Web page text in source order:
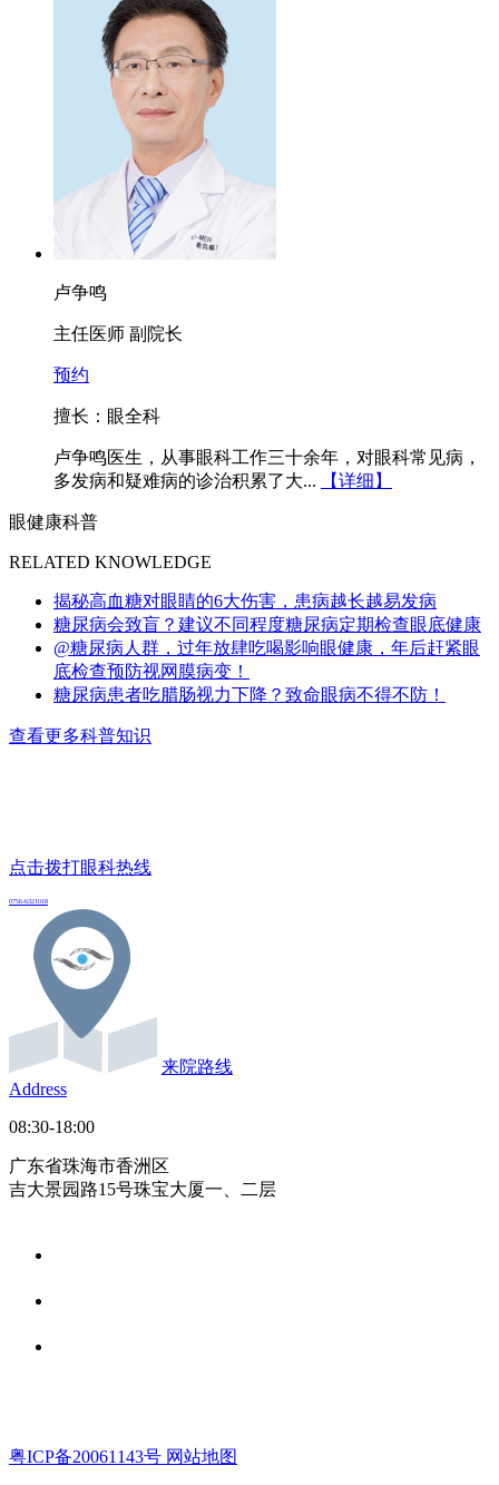
卢争鸣
主任医师 副院长
预约
擅长：眼全科
卢争鸣医生，从事眼科工作三十余年，对眼科常见病，
多发病和疑难病的诊治积累了大...
【详细】
眼健康科普
RELATED KNOWLEDGE
揭秘高血糖对眼睛的6大伤害，患病越长越易发病
糖尿病会致盲？建议不同程度糖尿病定期检查眼底健康
@糖尿病人群，过年放肆吃喝影响眼健康，年后赶紧眼
底检查预防视网膜病变！
糖尿病患者吃腊肠视力下降？致命眼病不得不防！
查看更多科普知识
点击拨打眼科热线
0756-6321018
来院路线
Address
08:30-18:00
广东省珠海市香洲区
吉大景园路15号珠宝大厦一、二层
粤ICP备20061143号 网站地图